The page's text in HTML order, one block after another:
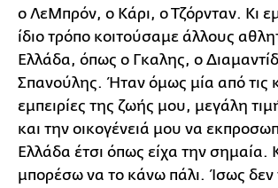
ο ΛεΜπρόν, ο Κάρι, ο Τζόρνταν. Κι
ίδιο τρόπο κοιτούσαμε άλλους
Ελλάδα, όπως ο Γκαλης, ο
Σπανούλης. Ήταν όμως μία από τις
εμπειρίες της ζωής μου, μεγάλη
και την οικογένειά μου να
Ελλάδα έτσι όπως είχα την σημαία.
μπορέσω να το κάνω πάλι. Ίσως